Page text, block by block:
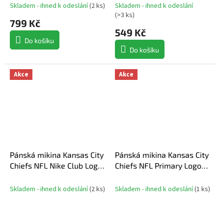
Skladem - ihned k odeslání(2 ks)
799 Kč
Do košíku
Skladem - ihned k odeslání
(>3 ks)
549 Kč
Do košíku
Akce
Pánská mikina Kansas City
Chiefs NFL Nike Club Logo
Skladem - ihned k odeslání(2 ks)
Akce
Pánská mikina Kansas City
Chiefs NFL Primary Logo
Skladem - ihned k odeslání(1 ks)